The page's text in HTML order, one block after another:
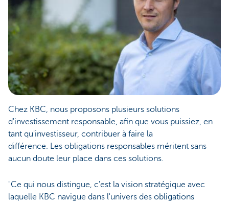
Chez KBC, nous proposons plusieurs solutions
d'investissement responsable, afin que vous puissiez, en
tant qu'investisseur, contribuer à faire la
différence. Les obligations responsables méritent sans
aucun doute leur place dans ces solutions.
"Ce qui nous distingue, c'est la vision stratégique avec
laquelle KBC navigue dans l'univers des obligations